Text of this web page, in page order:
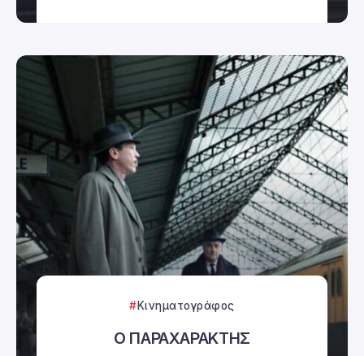
Κινηματογράφος
Ο ΠΑΡΑΧΑΡΑΚΤΗΣ